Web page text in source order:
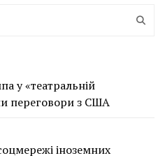
у «театральній
переговори з США
іноземних